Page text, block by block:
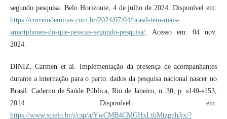
segundo pesquisa. Belo Horizonte, 4 de julho de 2024. Disponível em:
https://correiodeminas.com.br/2024/07/04/brasil-tem-mais-
smartphones-do-que-pessoas-segundo-pesquisa/. Acesso em: 04 nov.
2024.
DINIZ, Carmen et al. Implementação da presença de acompanhantes
durante a internação para o parto: dados da pesquisa nacional nascer no
Brasil. Caderno de Saúde Pública, Rio de Janeiro, n. 30, p. s140-s153,
2014 Disponível em:
https://www.scielo.br/j/csp/a/YwCMB4CMGHxLtbMtzgnhJjx/?